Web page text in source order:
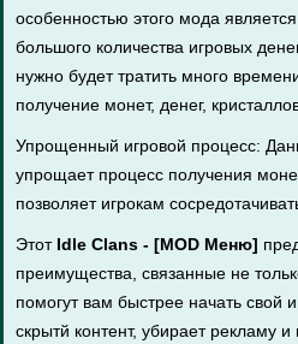
особенностью этого мода
большого количества игровых
нужно будет тратить много
получение монет, денег,
Упрощенный игровой процесс:
упрощает процесс получения
позволяет игрокам
Этот Idle Clans - [MOD Меню]
преимущества, связанные не
помогут вам быстрее начать свой
скрытй контент, убирает рекламу и